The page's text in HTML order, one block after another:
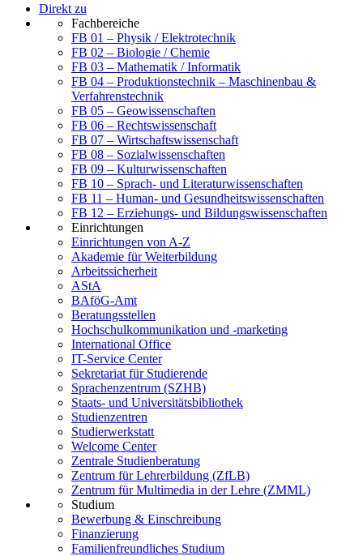
Direkt zu
Fachbereiche
FB 01 – Physik / Elektrotechnik
FB 02 – Biologie / Chemie
FB 03 – Mathematik / Informatik
FB 04 – Produktionstechnik – Maschinenbau &
Verfahrenstechnik
FB 05 – Geowissenschaften
FB 06 – Rechtswissenschaft
FB 07 – Wirtschaftswissenschaft
FB 08 – Sozialwissenschaften
FB 09 – Kulturwissenschaften
FB 10 – Sprach- und Literaturwissenschaften
FB 11 – Human- und Gesundheitswissenschaften
FB 12 – Erziehungs- und Bildungswissenschaften
Einrichtungen
Einrichtungen von A-Z
Akademie für Weiterbildung
Arbeitssicherheit
AStA
BAföG-Amt
Beratungsstellen
Hochschulkommunikation und -marketing
International Office
IT-Service Center
Sekretariat für Studierende
Sprachenzentrum (SZHB)
Staats- und Universitätsbibliothek
Studienzentren
Studierwerkstatt
Welcome Center
Zentrale Studienberatung
Zentrum für Lehrerbildung (ZfLB)
Zentrum für Multimedia in der Lehre (ZMML)
Studium
Bewerbung & Einschreibung
Finanzierung
Familienfreundliches Studium